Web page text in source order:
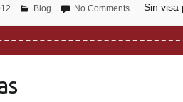
Blog No Comments Sin visa